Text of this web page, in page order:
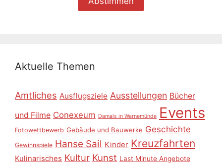
Aktuelle Themen
Amtliches Ausflugsziele Ausstellungen Bücher
und Filme Conexeum Damals in Warnemünde Events
Fotowettbewerb Gebäude und Bauwerke Geschichte
Gewinnspiele Hanse Sail Kinder Kreuzfahrten
Kulinarisches Kultur Kunst Last Minute Angebote